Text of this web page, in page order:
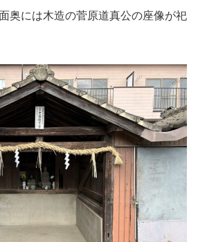
奥には木造の菅原道真公の座像が祀